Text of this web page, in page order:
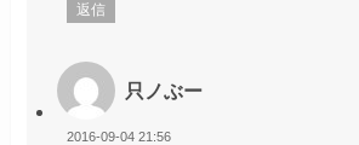
返信
只ノぶー
2016-09-04 21:56